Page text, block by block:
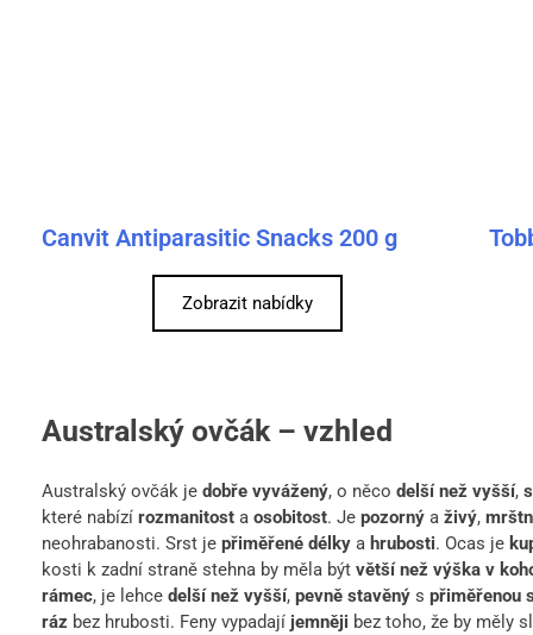
Canvit Antiparasitic Snacks 200 g
Zobrazit nabídky
Australský ovčák – vzhled
Australský ovčák je dobře vyvážený, o něco delší než vyšší,
které nabízí rozmanitost a osobitost. Je pozorný a živý,
neohrabanosti. Srst je přiměřené délky a hrubosti. Ocas je
kosti k zadní straně stehna by měla být větší než výška v
rámec, je lehce delší než vyšší, pevně stavěný s přiměřenou
ráz bez hrubosti. Feny vypadají jemněji bez toho, že by měly